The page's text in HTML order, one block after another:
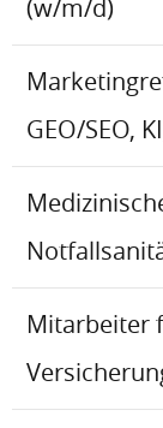
(w/m/d)
GEO/SEO,
Mitarbeiter